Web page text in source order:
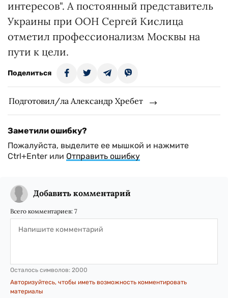
интересов". А постоянный представитель
Украины при ООН Сергей Кислица
отметил профессионализм Москвы на
пути к цели.
Поделиться
Подготовил/ла Александр Хребет
Заметили ошибку?
Пожалуйста, выделите ее мышкой и нажмите
Ctrl+Enter или Отправить ошибку
Добавить комментарий
Всего комментариев: 7
Осталось символов: 2000
Авторизуйтесь, чтобы иметь возможность комментировать
материалы